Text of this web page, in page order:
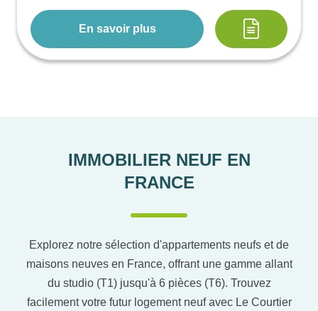
En savoir plus
IMMOBILIER NEUF EN
FRANCE
Explorez notre sélection d'appartements neufs et de
maisons neuves en France, offrant une gamme allant
du studio (T1) jusqu'à 6 pièces (T6). Trouvez
facilement votre futur logement neuf avec Le Courtier